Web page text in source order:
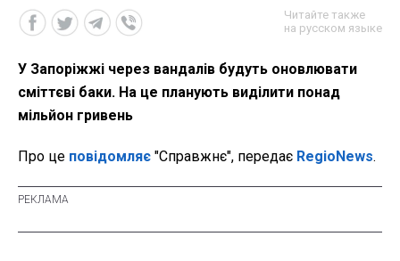
Читайте также
на русском языке
У Запоріжжі через вандалів будуть оновлювати
сміттєві баки. На це планують виділити понад
мільйон гривень
Про це повідомляє "Справжнє", передає RegioNews.